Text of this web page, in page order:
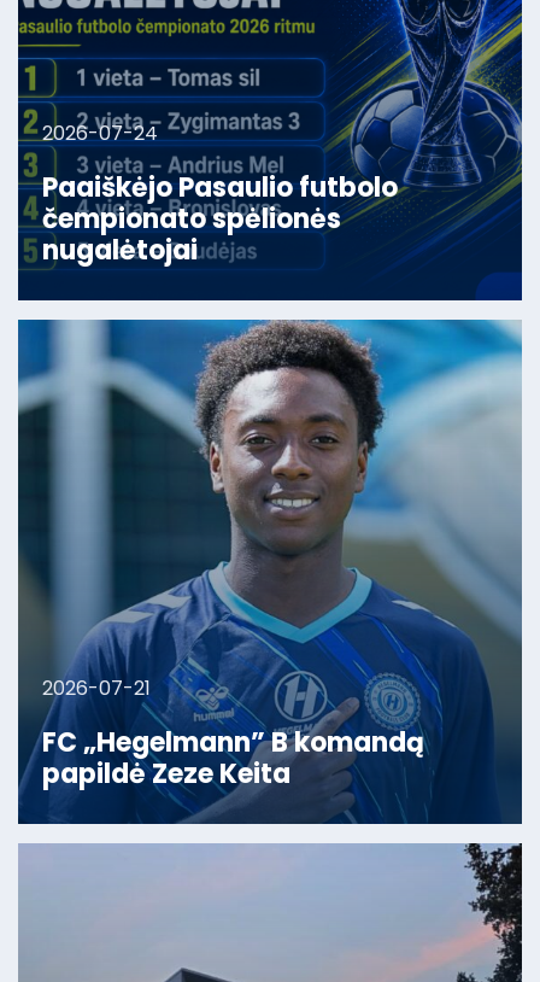
2026-07-24
Paaiškėjo Pasaulio futbolo
čempionato spėlionės
nugalėtojai
2026-07-21
FC „Hegelmann” B komandą
papildė Zeze Keita